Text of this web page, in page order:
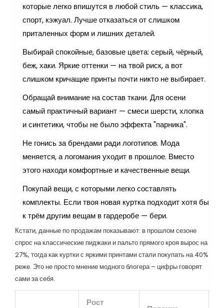
которые легко впишутся в любой стиль — классика,
спорт, кэжуал. Лучше отказаться от слишком
приталенных форм и лишних деталей.
Выбирай спокойные, базовые цвета: серый, чёрный,
беж, хаки. Яркие оттенки — на твой риск, а вот
слишком кричащие принты почти никто не выбирает.
Обращай внимание на состав ткани. Для осени
самый практичный вариант — смеси шерсти, хлопка
и синтетики, чтобы не было эффекта "парника".
Не гонись за брендами ради логотипов. Мода
меняется, а логомания уходит в прошлое. Вместо
этого находи комфортные и качественные вещи.
Покупай вещи, с которыми легко составлять
комплекты. Если твоя новая куртка подходит хотя бы
к трём другим вещам в гардеробе — бери.
Кстати, данные по продажам показывают: в прошлом сезоне
спрос на классические пиджаки и пальто прямого кроя вырос на
27%, тогда как куртки с яркими принтами стали покупать на 40%
реже. Это не просто мнение модного блогера – цифры говорят
сами за себя.
Рост